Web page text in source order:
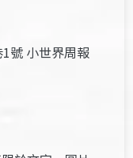
號 小世界周報